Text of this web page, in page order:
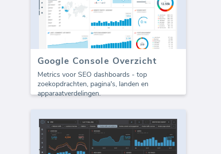
Google Console Overzicht
Metrics voor SEO dashboards - top
zoekopdrachten, pagina's, landen en
apparaatverdelingen.